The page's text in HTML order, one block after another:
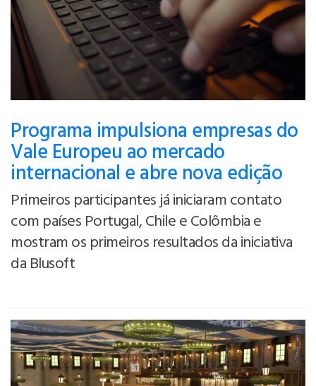
Programa impulsiona empresas do
Vale Europeu ao mercado
internacional e abre nova edição
Primeiros participantes já iniciaram contato
com países Portugal, Chile e Colômbia e
mostram os primeiros resultados da iniciativa
da Blusoft